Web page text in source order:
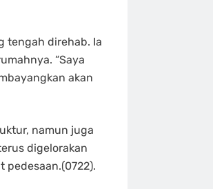
tengah direhab. Ia
“Saya
akan
namun juga
digelorakan
pedesaan.(0722).